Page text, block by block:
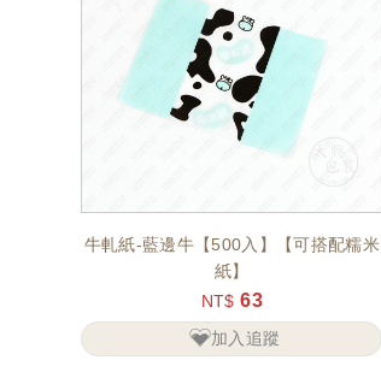
牛軋紙-藍邊牛【500入】【可搭配糯米
紙】
NT$ 63
加入追蹤